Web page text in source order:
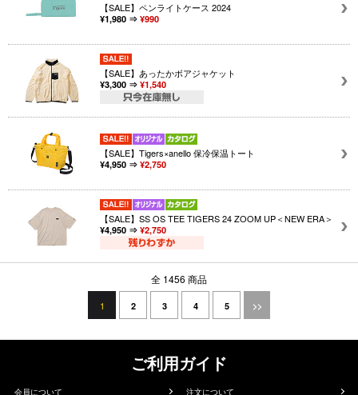
【SALE】ペンライトケース 2024
¥1,980 ⇒ ¥990
【SALE】あったかボアジャケット
¥3,300 ⇒ ¥1,540
【SALE】Tigers×anello 保冷保温トート
¥4,950 ⇒ ¥2,750
【SALE】SS OS TEE TIGERS 24 ZOOM UP＜NEW ERA＞
¥4,950 ⇒ ¥2,750
全 1456 商品
1 2 3 4 5 >>
ご利用ガイド
会員について 注文について